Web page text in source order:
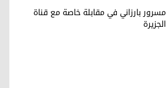
مسرور بارزاني في مقابلة خاصة مع قناة
الجزيرة